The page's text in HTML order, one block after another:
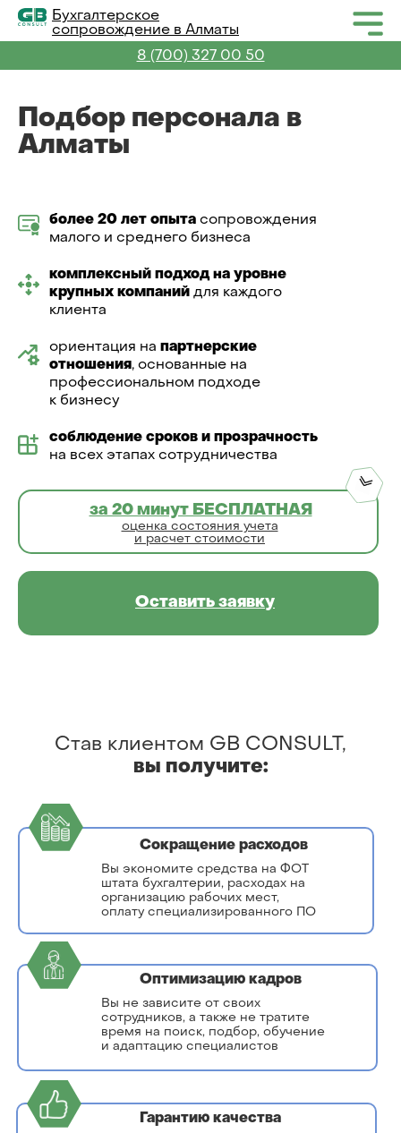
Бухгалтерское
сопровождение в Алматы
8 (700) 327 00 50
Подбор персонала в
Алматы
более 20 лет опыта сопровождения
малого и среднего бизнеса
за 20 минут БЕСПЛАТНАЯ
оценка состояния учета
и расчет стоимости
комплексный подход на уровне
крупных компаний для каждого
клиента
ориентация на партнерские
отношения, основанные на
профессиональном подходе
к бизнесу
соблюдение сроков и прозрачность
на всех этапах сотрудничества
Оставить заявку
Став клиентом GB CONSULT,
вы получите:
Вы экономите средства на ФОТ
штата бухгалтерии, расходах на
организацию рабочих мест,
оплату специализированного ПО
Сокращение расходов
Вы не зависите от своих
сотрудников, а также не тратите
время на поиск, подбор, обучение
и адаптацию специалистов
Оптимизацию кадров
Гарантию качества